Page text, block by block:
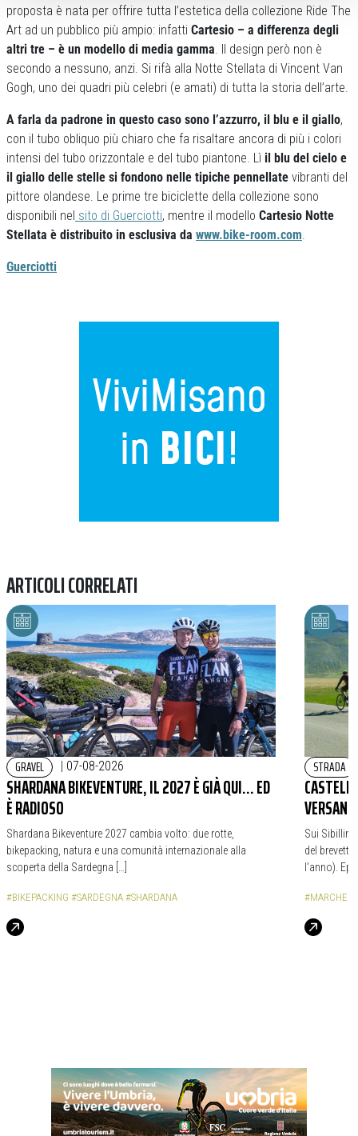
proposta è nata per offrire tutta l’estetica della collezione Ride The
Art ad un pubblico più ampio: infatti Cartesio – a differenza degli
altri tre – è un modello di media gamma. Il design però non è
secondo a nessuno, anzi. Si rifà alla Notte Stellata di Vincent Van
Gogh, uno dei quadri più celebri (e amati) di tutta la storia dell’arte.
A farla da padrone in questo caso sono l’azzurro, il blu e il giallo,
con il tubo obliquo più chiaro che fa risaltare ancora di più i colori
intensi del tubo orizzontale e del tubo piantone. Lì il blu del cielo e
il giallo delle stelle si fondono nelle tipiche pennellate vibranti del
pittore olandese. Le prime tre biciclette della collezione sono
disponibili nel sito di Guerciotti, mentre il modello Cartesio Notte
Stellata è distribuito in esclusiva da www.bike-room.com.
Guerciotti
ARTICOLI CORRELATI
GRAVEL | 07-08-2026
SHARDANA BIKEVENTURE, IL 2027 È GIÀ QUI… ED
È RADIOSO
Shardana Bikeventure 2027 cambia volto: due rotte,
bikepacking, natura e una comunità internazionale alla
scoperta della Sardegna […]
#BIKEPACKING #SARDEGNA #SHARDANA
STRADA
Sui Sibillini
del
l’anno).
#MARCHE